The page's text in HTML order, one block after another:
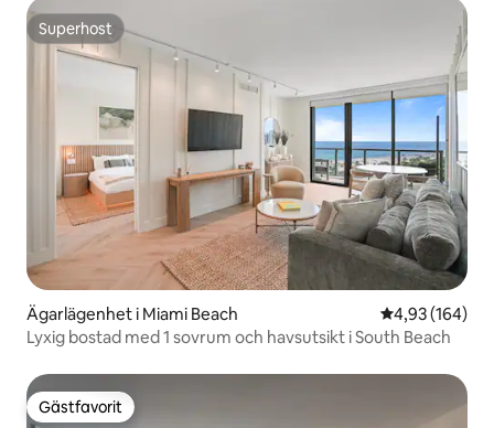
Superhost
Superhost
Ägarlägenhet i Miami Beach 4,93 av 5 i
4,93 (164)
Lyxig bostad med 1 sovrum och havsutsikt i South Beach
Gästfavorit
Gästfavorit